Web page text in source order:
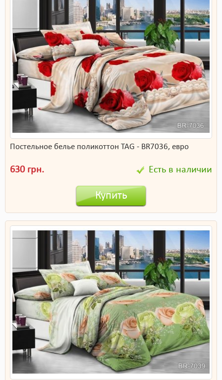
Постельное белье поликоттон TAG - BR7036, евро
630 грн. Есть в наличии
Купить